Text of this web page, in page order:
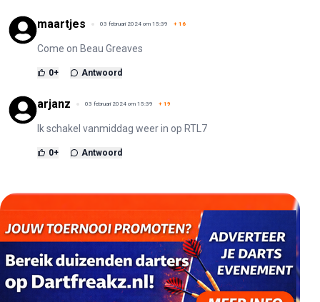
maartjes 03 februari 2024 om 15:39 + 16
Come on Beau Greaves
0+ Antwoord
arjanz 03 februari 2024 om 15:39 + 19
Ik schakel vanmiddag weer in op RTL7
0+ Antwoord